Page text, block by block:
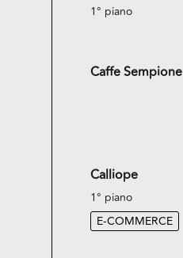
1° piano
Caffe Sempione
Calliope
1° piano
E-COMMERCE